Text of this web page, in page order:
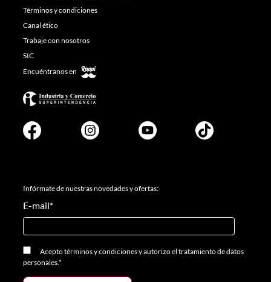
Términos y condiciones
Canal ético
Trabaje con nosotros
SIC
Encuéntranos en
Infórmate de nuestras novedades y ofertas:
E-mail*
Aceptotérminos y condicionesyautorizo el tratamiento de datos
personales.*